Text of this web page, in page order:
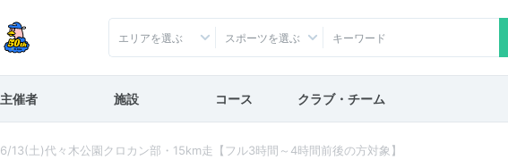
エリアを選ぶ スポーツを選ぶ
主催者 施設 コース クラブ・チーム
6/13(土)代々木公園クロカン部・15km走【フル3時間～4時間前後の方対象】